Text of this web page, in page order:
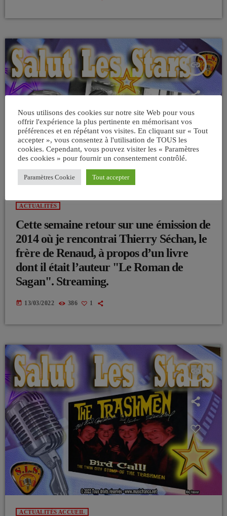
insert_link
ACTUALITÉS
Cette semaine retour sur une émission de
2014 où je rencontrai Thierry Séchan, le
frère de Renaud, à propos d’un livre
dont il était l’auteur "Le Roman de
Sagan". Streaming.
today 13/03/2022 386 1
insert_link
ACTUALITÉS ACCUEIL
Nous utilisons des cookies sur notre site Web pour vous
offrir l'expérience la plus pertinente en mémorisant vos
préférences et en répétant vos visites. En cliquant sur « Tout
accepter », vous consentez à l'utilisation de TOUS les
cookies. Cependant, vous pouvez visiter les « Paramètres
des cookies » pour fournir un consentement contrôlé.
Paramètres Cookie Tout accepter